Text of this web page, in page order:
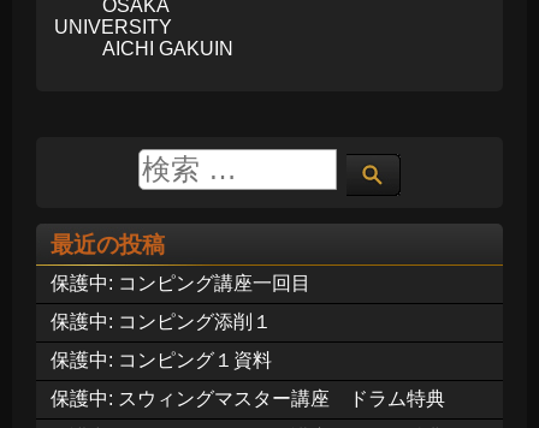
OSAKA
UNIVERSITY
AICHI GAKUIN
最近の投稿
保護中: コンピング講座一回目
保護中: コンピング添削１
保護中: コンピング１資料
保護中: スウィングマスター講座 ドラム特典